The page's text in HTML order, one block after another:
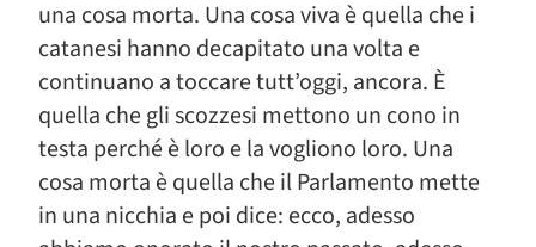
una cosa morta. Una cosa viva è quella che i
catanesi hanno decapitato una volta e
continuano a toccare tutt’oggi, ancora. È
quella che gli scozzesi mettono un cono in
testa perché è loro e la vogliono loro. Una
cosa morta è quella che il Parlamento mette
in una nicchia e poi dice: ecco, adesso